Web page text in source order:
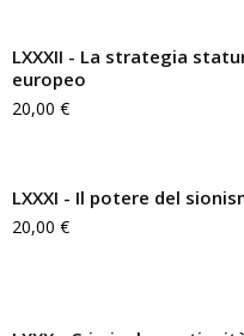
LXXXII - La strategia
europeo
20,00 €
LXXXI - Il potere del
20,00 €